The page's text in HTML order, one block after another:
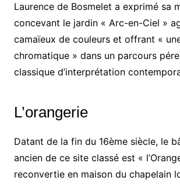
Laurence de Bosmelet a exprimé sa
concevant le jardin « Arc-en-Ciel »
camaïeux de couleurs et offrant «
chromatique » dans un parcours
classique d’interprétation
L’orangerie
Datant de la fin du 16ème siècle, le
ancien de ce site classé est «
reconvertie en maison du chapelain